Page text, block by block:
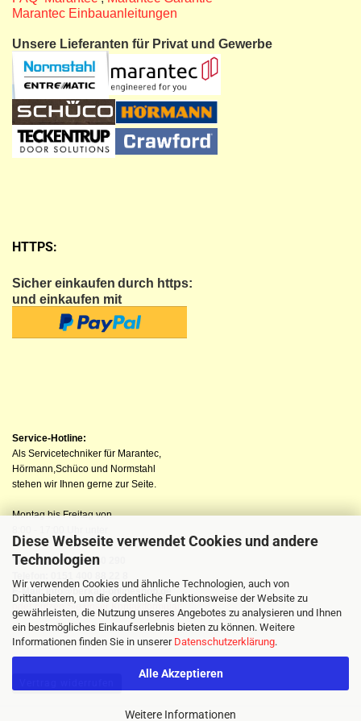
Diese Webseite verwendet Cookies und andere
Technologien
Wir verwenden Cookies und ähnliche Technologien, auch von
Drittanbietern, um die ordentliche Funktionsweise der Website zu
gewährleisten, die Nutzung unseres Angebotes zu analysieren und Ihnen
ein bestmögliches Einkaufserlebnis bieten zu können. Weitere
Informationen finden Sie in unserer Datenschutzerklärung.
Alle Akzeptieren
Weitere Informationen
Marantec Einbauanleitungen
Unsere Lieferanten für Privat und Gewerbe
HTTPS:
Sicher einkaufen durch https:
und einkaufen mit
Service-Hotline:
Als Servicetechniker für Marantec,
Hörmann,Schüco und Normstahl
stehen wir Ihnen gerne zur Seite.
Montag bis Freitag von
Telefon: 04523 98 40 290
E-Mail: info@berkau-onlineshop.de
oder nutzen Sie unser Kontaktformular